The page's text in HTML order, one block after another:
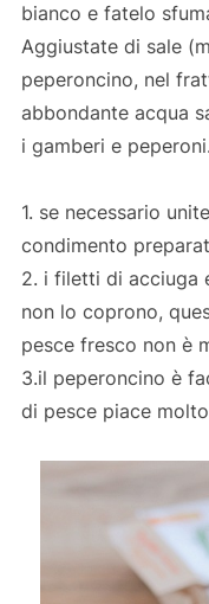
bianco e fatelo
Aggiustate di sale
peperoncino, nel
abbondante acqua
i gamberi e peperoni.
1. se necessario
condimento
2. i filetti di acciuga
non lo coprono,
pesce fresco non è
3.il peperoncino è
di pesce piace